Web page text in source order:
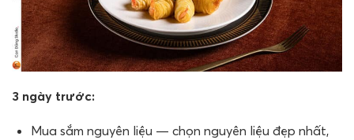
3 ngày trước:
Mua sắm nguyên liệu — chọn nguyên liệu đẹp nhất,